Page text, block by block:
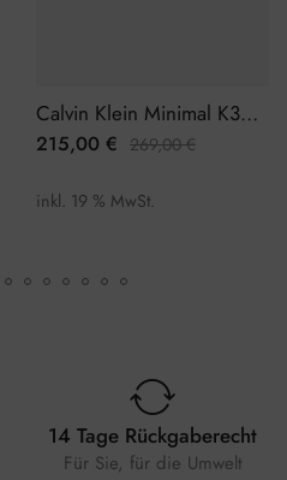
Calvin Klein Minimal K3M23626 Damenuhr
215,00 € 269,00€
inkl. 19 % MwSt.
14 Tage Rückgaberecht
Für Sie, für die Umwelt